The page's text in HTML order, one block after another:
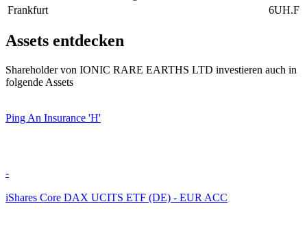
Frankfurt
6UH.F
Assets entdecken
Shareholder von IONIC RARE EARTHS LTD investieren auch in
folgende Assets
Ping An Insurance 'H'
-
iShares Core DAX UCITS ETF (DE) - EUR ACC